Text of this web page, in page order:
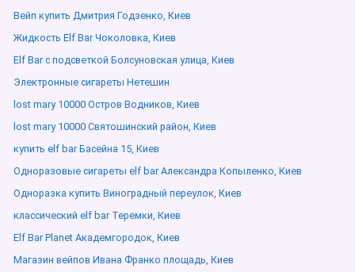
Вейп купить Дмитрия Годзенко, Киев
Жидкость Elf Bar Чоколовка, Киев
Elf Bar с подсветкой Болсуновская улица, Киев
Электронные сигареты Нетешин
lost mary 10000 Остров Водников, Киев
lost mary 10000 Святошинский район, Киев
купить elf bar Басейна 15, Киев
Одноразовые сигареты elf bar Александра Копыленко, Киев
Одноразка купить Виноградный переулок, Киев
классический elf bar Теремки, Киев
Elf Bar Planet Академгородок, Киев
Магазин вейпов Ивана Франко площадь, Киев